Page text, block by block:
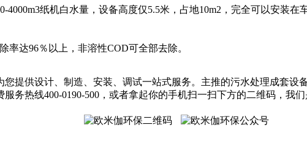
纸机白水量，设备高度仅5.5米，占地10m2，完全可以安装在
率达96％以上，非溶性COD可全部去除。
您提供设计、制造、安装、调试一站式服务。主推的污水处理成套
务热线400-0190-500，或者拿起你的手机扫一扫下方的二维码，我们